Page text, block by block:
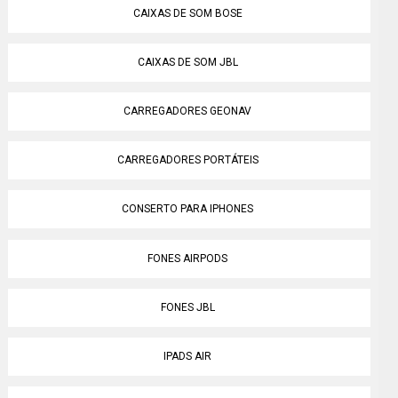
CAIXAS DE SOM BOSE
CAIXAS DE SOM JBL
CARREGADORES GEONAV
CARREGADORES PORTÁTEIS
CONSERTO PARA IPHONES
FONES AIRPODS
FONES JBL
IPADS AIR